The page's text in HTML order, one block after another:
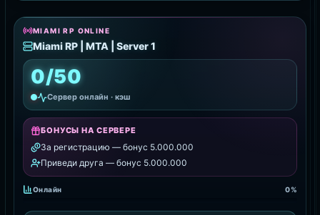
MIAMI RP ONLINE
Miami RP | MTA | Server 1
0/50
Сервер онлайн · кэш
БОНУСЫ НА СЕРВЕРЕ
За регистрацию — бонус 5.000.000
Приведи друга — бонус 5.000.000
Онлайн 0%